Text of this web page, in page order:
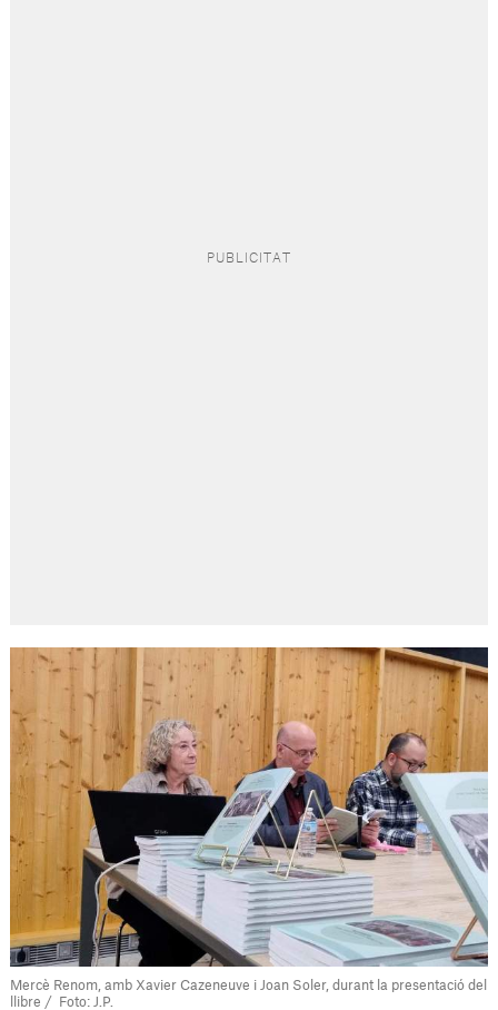
Mercè Renom, amb Xavier Cazeneuve i Joan Soler, durant la presentació del
llibre / Foto: J.P.